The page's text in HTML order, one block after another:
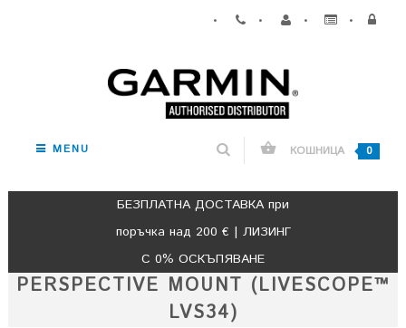
• • • •
MENU КОШНИЦА 0
БЕЗПЛАТНА ДОСТАВКА при
поръчка над 200 € | ЛИЗИНГ
С 0% ОСКЪПЯВАНЕ
PERSPECTIVE MOUNT (LIVESCOPE™
LVS34)